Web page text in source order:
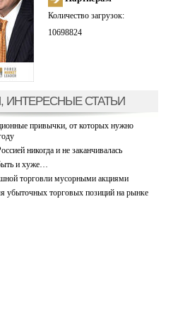
Количество загрузок:
10698824
ИНТЕРЕСНЫЕ СТАТЬИ
привычки, от которых нужно
никогда и не заканчивалась
и хуже…
торговли мусорными акциями
убыточных торговых позиций на рынке